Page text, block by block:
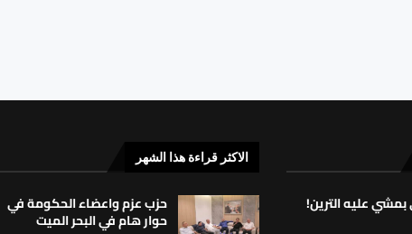
بمشي عليه الترين!
الاكثر قراءة هذا الشهر
حزب عزم واعضاء الحكومة في
حوار هام في البحر الميت